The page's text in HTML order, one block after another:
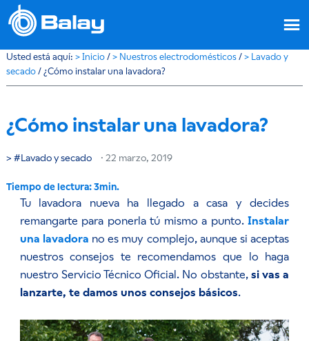
Usted está aquí: > Inicio / > Nuestros electrodomésticos / > Lavado y
secado /¿Cómo instalar una lavadora?
¿Cómo instalar una lavadora?
Lavado y secado · 22 marzo, 2019
Tu lavadora nueva ha llegado a casa y decides
remangarte para ponerla tú mismo a punto.Instalar
una lavadora no es muy complejo, aunque si aceptas
nuestros consejos te recomendamos que lo haga
nuestro Servicio Técnico Oficial. No obstante, si vas a
lanzarte, te damos unos consejos básicos.